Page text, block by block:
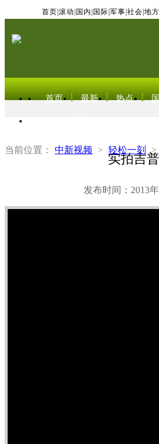
首页 滚动 国内 国际 军事 社会 地方
首页 最新 热点
当前位置： 中新视频 > 轻松一刻 >
实拍吉
发布时间：2013